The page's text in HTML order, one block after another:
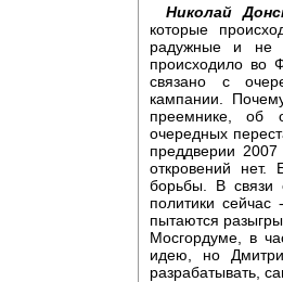
Николай
которые
радужные и не
происходило во
связано с
кампании.
преемнике, об
очередных
преддверии
откровений нет.
борьбы. В связи
политики
пытаются
Мосгордуме, в
идею, но
разрабатывать,